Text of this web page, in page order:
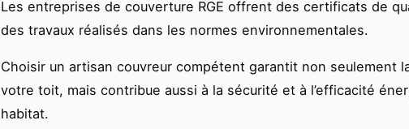
Les entreprises de couverture RGE offrent des certificats de
des travaux réalisés dans les normes environnementales.
Choisir un artisan couvreur compétent garantit non seulement
votre toit, mais contribue aussi à la sécurité et à l’efficacité
habitat.